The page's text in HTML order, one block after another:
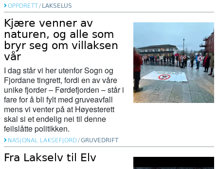
OPPDRETT / LAKSELUS
Kjære venner av
naturen, og alle som
bryr seg om villaksen
vår
I dag står vi her utenfor Sogn og
Fjordane tingrett, fordi en av våre
unike fjorder – Førdefjorden – står i
fare for å bli fylt med gruveavfall
mens vi venter på at Høyesterett
skal si et endelig nei til denne
feilslåtte politikken.
NASJONAL LAKSEFJORD/GRUVEDRIFT
Fra Lakselv til Elv